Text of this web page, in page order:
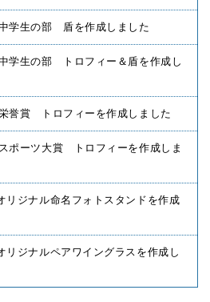
生の部 盾を作成しました
生の部 トロフィー＆盾を作成し
誉賞 トロフィーを作成しました
ポーツ大賞 トロフィーを作成しま
ジナル命名フォトスタンドを作成
ジナルペアワイングラスを作成し